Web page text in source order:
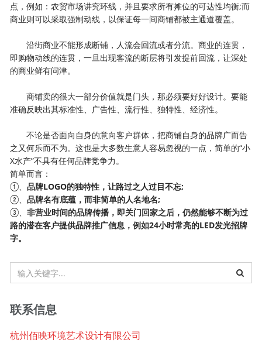
点，例如：农贸市场讲究环线，并且要求所有摊位的可达性均衡;而
商业则可以采取强制动线，以保证每一间商铺都被主通道覆盖。
沿街商业不能形成断铺，人流会回流或者分流。商业的连贯，
即购物动线的连贯，一旦出现客流的断层将引发提前回流，让深处
的商业鲜有问津。
商铺卖的很大一部分价值就是门头，那必须要好好设计。要能
准确反映出其标准性、广告性、流行性、独特性、经济性。
不论是否面向自身的意向客户群体，把商铺自身的品牌广而告
之又何乐而不为。这也是大多数生意人容易忽视的一点，简单的“小
X水产”不具有任何品牌竞争力。
简单而言：
①、品牌LOGO的独特性，让路过之人过目不忘;
②、品牌名有底蕴，而非简单的人名地名;
③、非营业时间的品牌传播，即关门回家之后，仍然能够不断为过
路的潜在客户提供品牌推广信息，例如24小时常亮的LED发光招牌
字。
联系信息
杭州佰映环境艺术设计有限公司